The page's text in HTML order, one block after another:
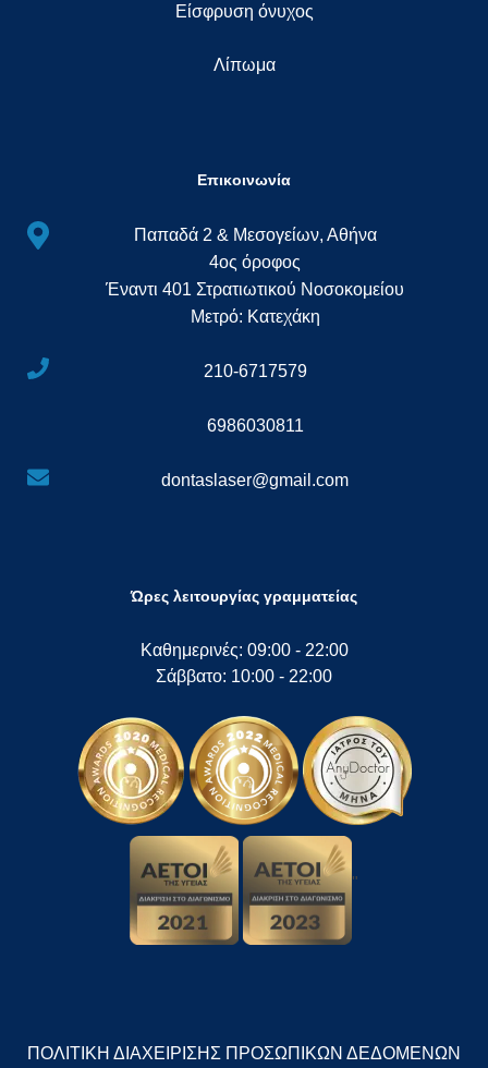
Eίσφρυση όνυχος
Λίπωμα
Επικοινωνία
Παπαδά 2 & Μεσογείων, Αθήνα
4ος όροφος
Έναντι 401 Στρατιωτικού Νοσοκομείου
Μετρό: Κατεχάκη
210-6717579
6986030811
dontaslaser@gmail.com
Ώρες λειτουργίας γραμματείας
Καθημερινές: 09:00 - 22:00
Σάββατο: 10:00 - 22:00
"
ΠΟΛΙΤΙΚΗ ΔΙΑΧΕΙΡΙΣΗΣ ΠΡΟΣΩΠΙΚΩΝ ΔΕΔΟΜΕΝΩΝ